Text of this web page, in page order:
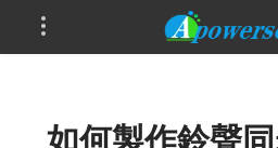
如何製作鈴聲